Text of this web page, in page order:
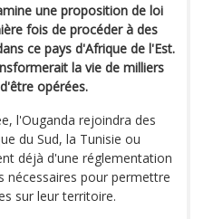
une proposition de loi
fois de procéder à des
ce pays d'Afrique de l'Est.
la vie de milliers
opérées.
l'Ouganda rejoindra des
du Sud, la Tunisie ou
déjà d'une réglementation
nécessaires pour permettre
sur leur territoire.